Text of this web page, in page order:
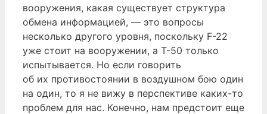
вооружения, какая существует структура
обмена информацией, — это вопросы
несколько другого уровня, поскольку F-22
уже стоит на вооружении, а Т-50 только
испытывается. Но если говорить
об их противостоянии в воздушном бою один
на один, то я не вижу в перспективе каких-то
проблем для нас. Конечно, нам предстоит еще